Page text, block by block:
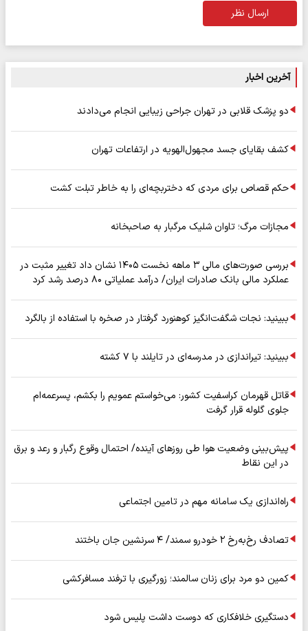
ارسال نظر
آخرین اخبار
دو پزشک قلابی در تهران جراحی زیبایی انجام می‌دادند
کشف بقایای جسد مجهول‌الهویه در ارتفاعات تهران
حکم قصاص برای مردی که دختربچه‌ای را به خاطر تبلت کشت
مجازات مرگ؛ تاوان شلیک مرگبار به صاحبخانه
بررسی صورت‌های مالی ۳ ماهه نخست ۱۴۰۵ نشان داد تغییر مثبت در
عملکرد مالی بانک صادرات ایران/ درآمد عملیاتی ۸۰ درصد رشد کرد
ببینید: نجات شگفت‌انگیز کوهنورد گرفتار در صخره با استفاده از بالگرد
ببینید: تیراندازی در مدرسه‌ای در تایلند با ۷ کشته
قاتل قهرمان کراسفیت کشور: می‌خواستم عمویم را بکشم، پسرعمه‌ام
جلوی گلوله قرار گرفت
پیش‌بینی وضعیت هوا طی روزهای آینده/ احتمال وقوع رگبار و رعد و برق
در این نقاط
راه‌اندازی یک سامانه مهم در تامین اجتماعی
تصادف رخ‌به‌رخ ۲ خودرو سمند/ ۴ سرنشین جان باختند
کمین دو مرد برای زنان سالمند؛ زورگیری با ترفند مسافرکشی
دستگیری خلافکاری که دوست داشت پلیس شود